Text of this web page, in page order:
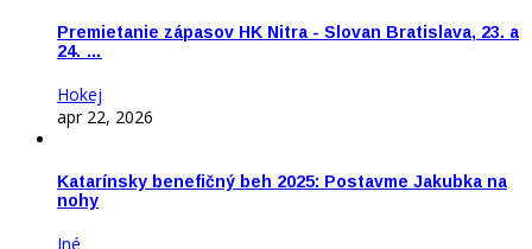
Premietanie zápasov HK Nitra - Slovan Bratislava, 23. a
24. …
Hokej
apr 22, 2026
Katarínsky benefičný beh 2025: Postavme Jakubka na
nohy
Iné